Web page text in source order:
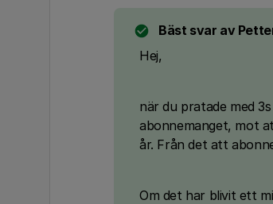
Bäst svar av
Hej,
när du pratade med
abonnemanget, mot
år. Från det att
Om det har blivit ett